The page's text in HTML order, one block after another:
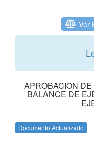
Ver
APROBACION
BALANCE DE
Documento Actualizado